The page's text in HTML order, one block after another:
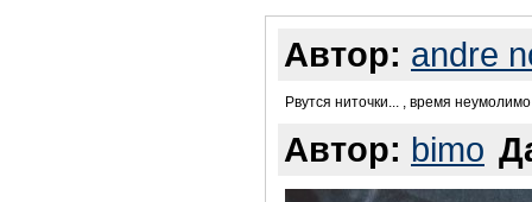
Автор: andre
Рвутся ниточки... , время
Автор: bimo